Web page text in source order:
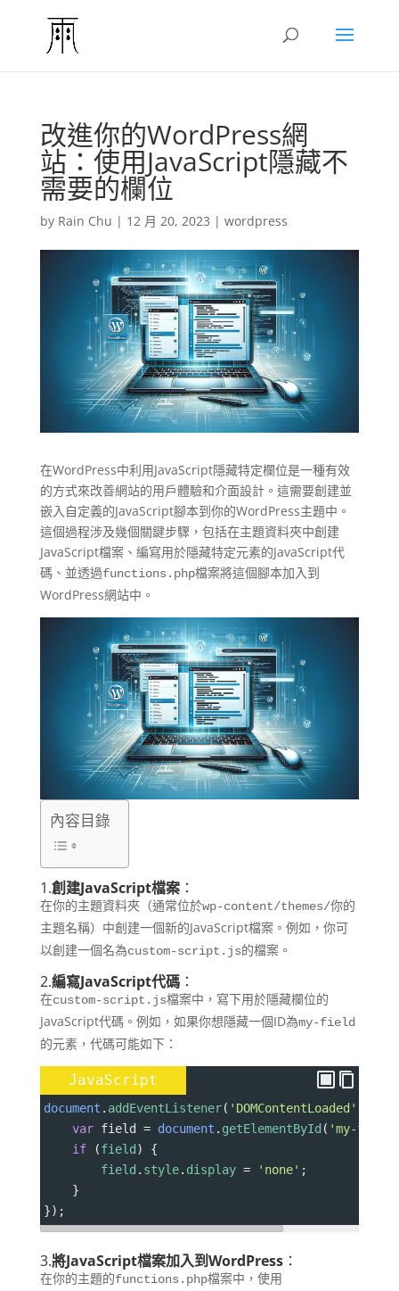
改進你的WordPress網
站：使用JavaScript隱藏不
需要的欄位
by Rain Chu | 12 月 20, 2023 | wordpress
在WordPress中利用JavaScript隱藏特定欄位是一種有效
的方式來改善網站的用戶體驗和介面設計。這需要創建並
嵌入自定義的JavaScript腳本到你的WordPress主題中。
這個過程涉及幾個關鍵步驟，包括在主題資料夾中創建
JavaScript檔案、編寫用於隱藏特定元素的JavaScript代
碼、並透過functions.php檔案將這個腳本加入到
WordPress網站中。
內容目錄
1.創建JavaScript檔案：
在你的主題資料夾（通常位於wp-content/themes/你的
主題名稱）中創建一個新的JavaScript檔案。例如，你可
以創建一個名為custom-script.js的檔案。
2.編寫JavaScript代碼：
在custom-script.js檔案中，寫下用於隱藏欄位的
JavaScript代碼。例如，如果你想隱藏一個ID為my-field
的元素，代碼可能如下：
JavaScript
document . addEventListener( 'DOMContentLoaded'
var field = document . getElementById ( 'my-field'
if (field ) {
field . style. display = 'none' ;
    }
});
3.將JavaScript檔案加入到WordPress：
在你的主題的functions.php檔案中，使用